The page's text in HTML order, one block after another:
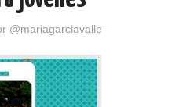
@mariagarciavalle